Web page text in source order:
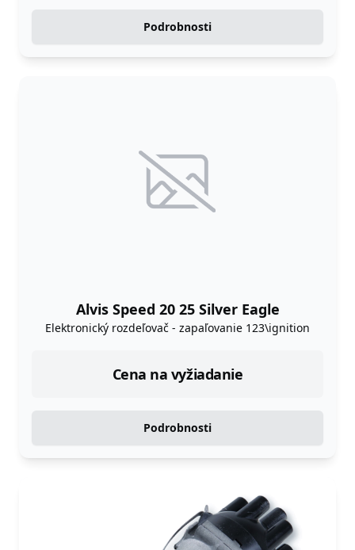
Podrobnosti
Alvis Speed 20 25 Silver Eagle
Elektronický rozdeľovač - zapaľovanie 123\ignition
Cena na vyžiadanie
Podrobnosti